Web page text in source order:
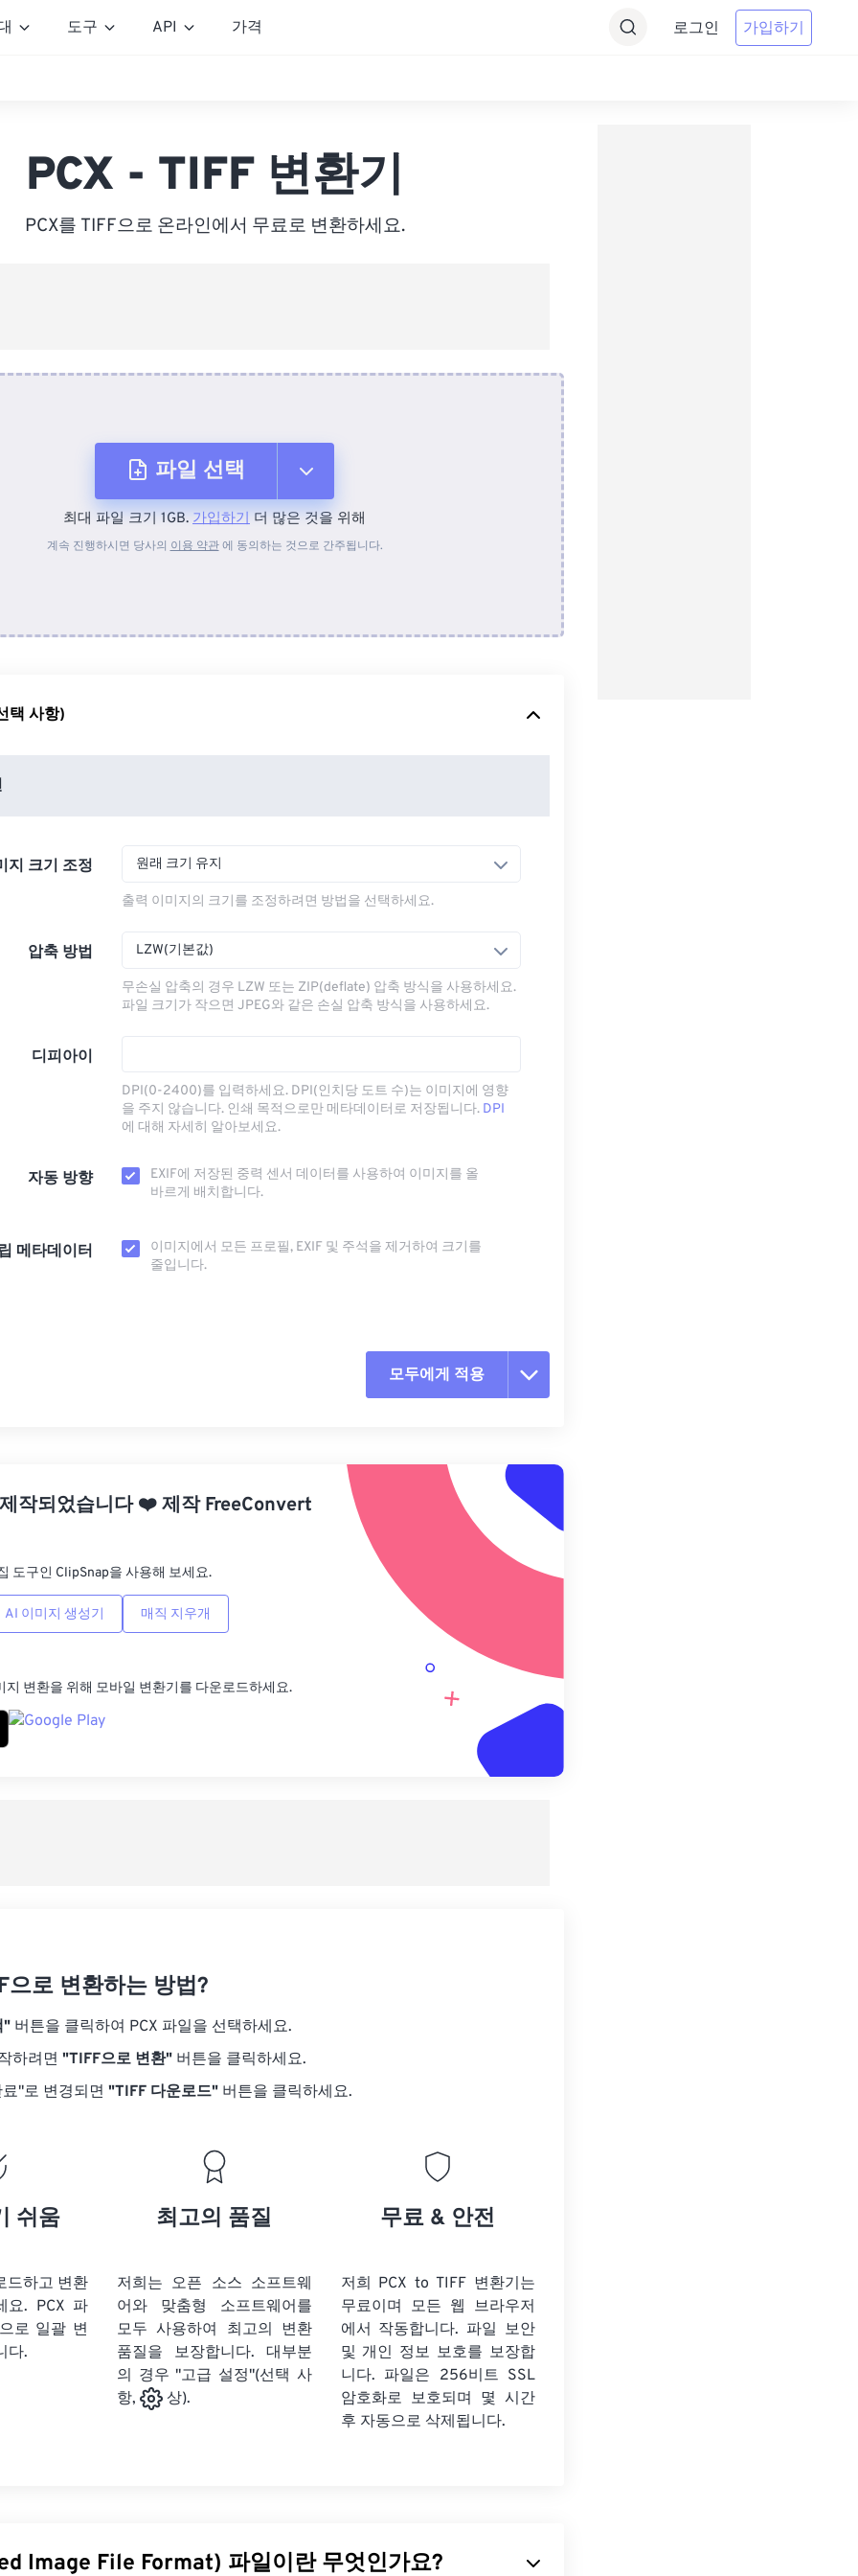
도구 API 가격 로그인 가입하기
PCX - TIFF 변환기
PCX를 TIFF으로 온라인에서 무료로 변환하세요.
파일 선택
장치에서
최대 파일 크기 1GB. 가입하기 더 많은 것을 위해
계속 진행하시면 당사의 이용 약관에 동의하는 것으로 간주됩니다.
택 사항)
지 크기 조정 원래 크기 유지
출력 이미지의 크기를 조정하려면 방법을 선택하세요.
압축 방법 LZW(기본값)
무손실 압축의 경우 LZW 또는 ZIP(deflate) 압축 방식을 사용하세요.
파일 크기가 작으면 JPEG와 같은 손실 압축 방식을 사용하세요.
디피아이
DPI(0-2400)를 입력하세요. DPI(인치당 도트 수)는 이미지에 영향
을 주지 않습니다. 인쇄 목적으로만 메타데이터로 저장됩니다. DPI
에 대해 자세히 알아보세요.
자동 방향
EXIF에 저장된 중력 센서 데이터를 사용하여 이미지를 올
바르게 배치합니다.
메타데이터
이미지에서 모든 프로필, EXIF ​​및 주석을 제거하여 크기를
줄입니다.
모두에게 적용
사전 설정에서 적용
사전 설정으로 저장
작되었습니다❤️제작FreeConvert
도구인 ClipSnap을 사용해 보세요.
AI 이미지 생성기 매직 지우개
지 변환을 위해 모바일 변환기를 다운로드하세요.
으로 변환하는 방법?
" 버튼을 클릭하여 PCX 파일을 선택하세요.
하려면 "TIFF으로 변환" 버튼을 클릭하세요.
"로 변경되면 "TIFF 다운로드" 버튼을 클릭하세요.
쉬움
드하고 변환
요. PCX 파
로 일괄 변
다.
최고의 품질
저희는 오픈 소스 소프트웨
어와 맞춤형 소프트웨어를
모두 사용하여 최고의 변환
품질을 보장합니다. 대부분
의 경우 "고급 설정"(선택 사
항,
상).
무료 & 안전
저희 PCX to TIFF 변환기는
무료이며 모든 웹 브라우저
에서 작동합니다. 파일 보안
및 개인 정보 보호를 보장합
니다. 파일은 256비트 SSL
암호화로 보호되며 몇 시간
후 자동으로 삭제됩니다.
Image File Format) 파일이란 무엇인가요?